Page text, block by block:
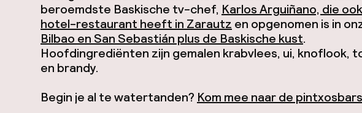
beroemdste Baskische tv-chef, Karlos Arguiñano, die
hotel-restaurant heeft in Zarautz en opgenomen is in
Bilbao en San Sebastián plus de Baskische kust.
Hoofdingrediënten zijn gemalen krabvlees, ui, knoflook,
en brandy.
Begin je al te watertanden? Kom mee naar de